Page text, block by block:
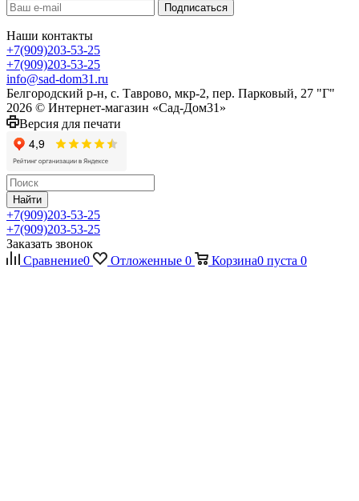
Наши контакты
+7(909)203-53-25
+7(909)203-53-25
info@sad-dom31.ru
Белгородский р-н, с. Таврово, мкр-2, пер. Парковый, 27 "Г"
2026 © Интернет-магазин «Сад-Дом31»
Версия для печати
Найти
+7(909)203-53-25
+7(909)203-53-25
Заказать звонок
Сравнение0 Отложенные 0 Корзина0 пуста 0